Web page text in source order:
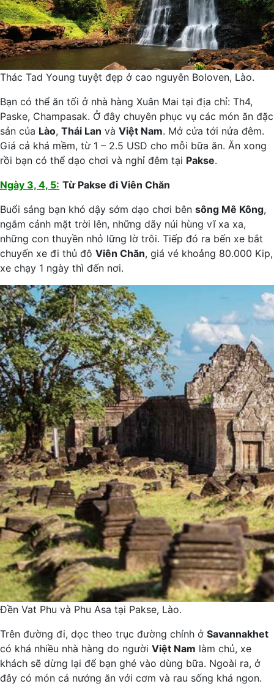
Thác Tad Young tuyệt đẹp ở cao nguyên Boloven, Lào.
Bạn có thể ăn tối ở nhà hàng Xuân Mai tại địa chỉ: Th4,
Paske, Champasak. Ở đây chuyên phục vụ các món ăn đặc
sản của Lào, Thái Lan và Việt Nam. Mở cửa tới nửa đêm.
Giá cả khá mềm, từ 1 – 2.5 USD cho mỗi bữa ăn. Ăn xong
rồi bạn có thể dạo chơi và nghỉ đêm tại Pakse.
Ngày 3, 4, 5: Từ Pakse đi Viên Chăn
Buổi sáng bạn khó dậy sớm dạo chơi bên sông Mê Kông,
ngắm cảnh mặt trời lên, những dãy núi hùng vĩ xa xa,
những con thuyền nhỏ lững lờ trôi. Tiếp đó ra bến xe bắt
chuyến xe đi thủ đô Viên Chăn, giá vé khoảng 80.000 Kip,
xe chạy 1 ngày thì đến nơi.
Đền Vat Phu và Phu Asa tại Pakse, Lào.
Trên đường đi, dọc theo trục đường chính ở Savannakhet
có khá nhiều nhà hàng do người Việt Nam làm chủ, xe
khách sẽ dừng lại để bạn ghé vào dùng bữa. Ngoài ra, ở
đây có món cá nướng ăn với cơm và rau sống khá ngon.